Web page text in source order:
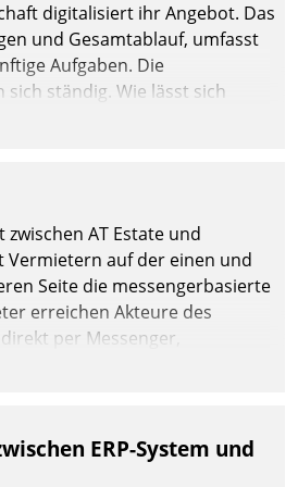
digitalisiert ihr Angebot. Das
und Gesamtablauf, umfasst
Aufgaben. Die
ständig. Wie lässt sich
wahren und zugleich Freiraum
AT Estate und
auf der einen und
Seite die messengerbasierte
erreichen Akteure des
per Messenger,
empfangen oder
ERP-System und